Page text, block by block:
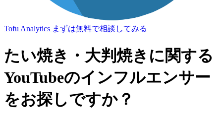
Tofu Analytics まずは無料で相談してみる
たい焼き・大判焼きに関する
YouTubeのインフルエンサー
をお探しですか？